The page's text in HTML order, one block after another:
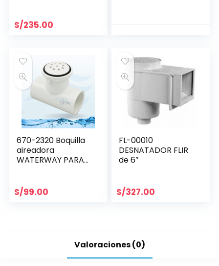
S/235.00
670-2320 Boquilla
aireadora
WATERWAY PARA
S/99.00
FL-00010
DESNATADOR FLIR
de 6″
S/327.00
Valoraciones (0)